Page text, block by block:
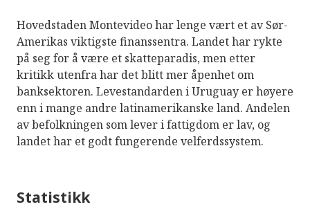
Hovedstaden Montevideo har lenge vært et av Sør-
Amerikas viktigste finanssentra. Landet har rykte
på seg for å være et skatteparadis, men etter
kritikk utenfra har det blitt mer åpenhet om
banksektoren. Levestandarden i Uruguay er høyere
enn i mange andre latinamerikanske land. Andelen
av befolkningen som lever i fattigdom er lav, og
landet har et godt fungerende velferdssystem.
Statistikk